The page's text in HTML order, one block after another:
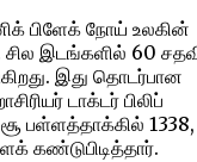
பிளேக் நோய் உலகின்
சில இடங்களில் 60
இது தொடர்பான
டாக்டர் பிலிப்
பள்ளத்தாக்கில் 1338,
கண்டுபிடித்தார்.